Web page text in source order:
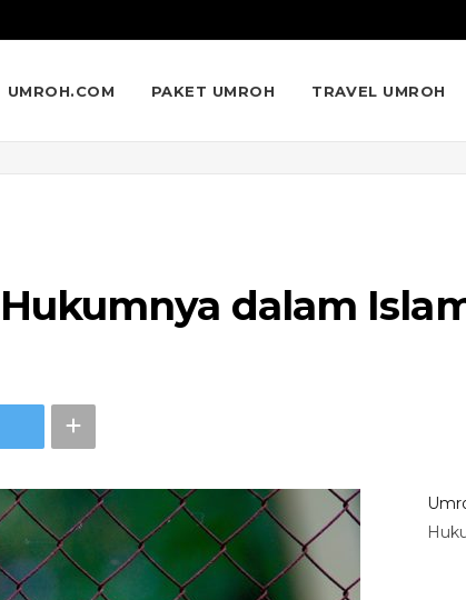
UMROH.COM PAKET UMROH TRAVEL UMROH
dalam